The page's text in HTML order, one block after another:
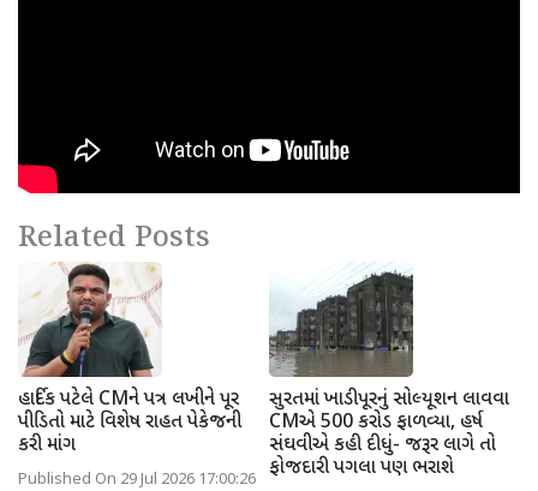
Related Posts
હાર્દિક પટેલે CMને પત્ર લખીને પૂર
પીડિતો માટે વિશેષ રાહત પેકેજની
કરી માંગ
Published On 29 Jul 2026 17:00:26
સુરતમાં ખાડીપૂરનું સોલ્યૂશન લાવવા
CMએ 500 કરોડ ફાળવ્યા, હર્ષ
સંઘવીએ કહી દીધું- જરૂર લાગે તો
ફોજદારી પગલા પણ ભરાશે